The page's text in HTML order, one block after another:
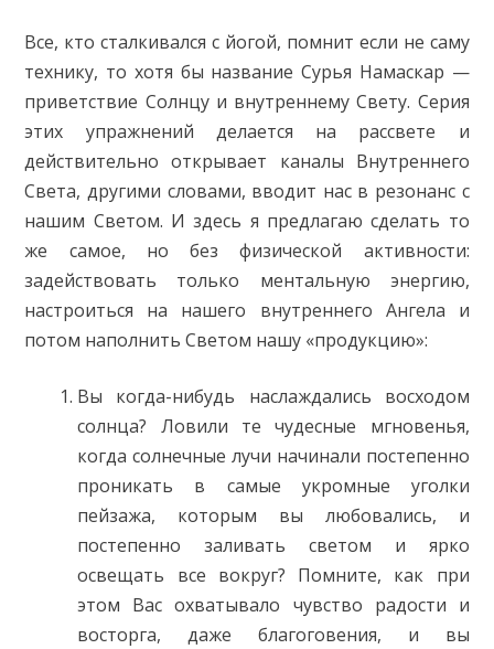
Все, кто сталкивался с йогой, помнит если не саму
технику, то хотя бы название Сурья Намаскар —
приветствие Солнцу и внутреннему Свету. Серия
этих упражнений делается на рассвете и
действительно открывает каналы Внутреннего
Света, другими словами, вводит нас в резонанс с
нашим Светом. И здесь я предлагаю сделать то
же самое, но без физической активности:
задействовать только ментальную энергию,
настроиться на нашего внутреннего Ангела и
потом наполнить Светом нашу «продукцию»:
Вы когда-нибудь наслаждались восходом
солнца? Ловили те чудесные мгновенья,
когда солнечные лучи начинали постепенно
проникать в самые укромные уголки
пейзажа, которым вы любовались, и
постепенно заливать светом и ярко
освещать все вокруг? Помните, как при
этом Вас охватывало чувство радости и
восторга, даже благоговения, и вы